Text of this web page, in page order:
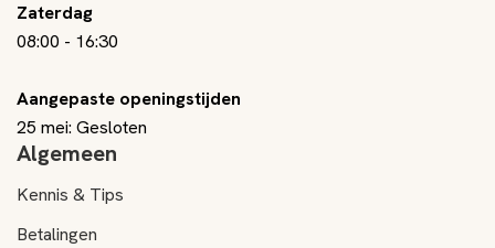
Zaterdag
08:00 - 16:30
Aangepaste openingstijden
25 mei: Gesloten
Algemeen
Kennis & Tips
Betalingen